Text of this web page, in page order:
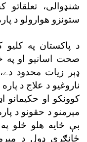
شنډوالى، تعلقاتو
ستونزو هوارولو د
د پاکستان په
صحت اسانيو او په
ډېر زيات محدود
ناروغيو د علاج د
کوونکو او حکيمانو
مېرمنو د حقونو د
بې ځايه هلو ځلو
ځانګړى ډول د